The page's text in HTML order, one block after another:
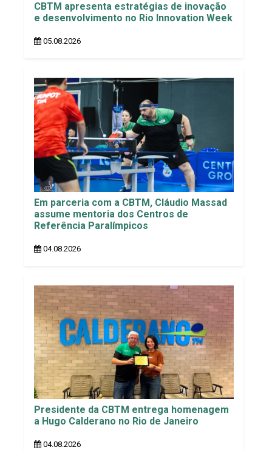
CBTM apresenta estratégias de inovação
e desenvolvimento no Rio Innovation Week
05.08.2026
Em parceria com a CBTM, Cláudio Massad
assume mentoria dos Centros de
Referência Paralímpicos
04.08.2026
Presidente da CBTM entrega homenagem
a Hugo Calderano no Rio de Janeiro
04.08.2026